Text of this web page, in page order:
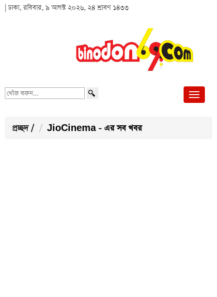
| ঢাকা, রবিবার, ৯ আগস্ট ২০২৬, ২৪ শ্রাবণ ১৪৩৩
খোঁজ
প্রচ্ছদ / JioCinema - এর সব খবর